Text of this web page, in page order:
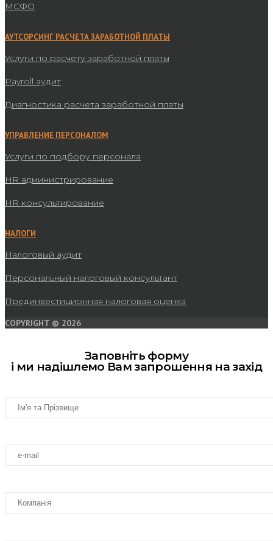
МСФО
АУТСОРСИНГ РАСЧЕТА ЗАРАБОТНОЙ ПЛАТЫ
Услуги по расчету заработной платы
Payroll аудит
Диагностика расчета заработной платы
УПРАВЛЕНИЕ ПЕРСОНАЛОМ
Услуги по подбору персонала
HR администрирование
HR консультирование
НАЛОГИ
Налоговый аудит
Персональный налоговый консультант
Прединвестиционная налоговая оценка
COPYRIGHT © 2026
Заповніть форму
і ми надішлемо Вам запрошення на захід